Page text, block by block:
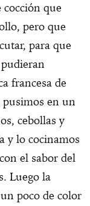
que
pero que
para que
pudieran
francesa de
pusimos en un
cebollas y
y lo cocinamos
el sabor del
Luego la
poco de color